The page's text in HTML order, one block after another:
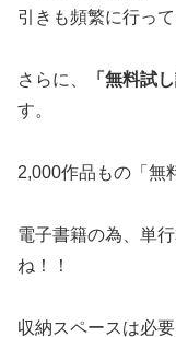
引きも頻繁に行って
さらに、 「無料試
す。
2,000作品もの「無
電子書籍の為、単
ね！！
収納スペースは必要